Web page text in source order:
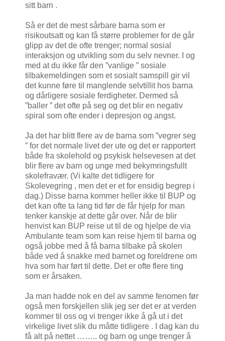
sitt barn .
Så er det de mest sårbare barna som er
risikoutsatt og kan få større problemer for de går
glipp av det de ofte trenger; normal sosial
interaksjon og utvikling som du selv nevner. I og
med at du ikke får den ”vanlige ” sosiale
tilbakemeldingen som et sosialt samspill gir vil
det kunne føre til manglende selvtillit hos barna
og dårligere sosiale ferdigheter. Dermed så
”baller ” det ofte på seg og det blir en negativ
spiral som ofte ender i depresjon og angst.
Ja det har blitt flere av de barna som ”vegrer seg
” for det normale livet der ute og det er rapportert
både fra skolehold og psykisk helsevesen at det
blir flere av barn og unge med bekymringsfullt
skolefravær. (Vi kalte det tidligere for
Skolevegring , men det er et for ensidig begrep i
dag.) Disse barna kommer heller ikke til BUP og
det kan ofte ta lang tid før de får hjelp for man
tenker kanskje at dette går over. Når de blir
henvist kan BUP reise ut til de og hjelpe de via
Ambulante team som kan reise hjem til barna og
også jobbe med å få barna tilbake på skolen
både ved å snakke med barnet og foreldrene om
hva som har ført til dette. Det er ofte flere ting
som er årsaken.
Ja man hadde nok en del av samme fenomen før
også men forskjellen slik jeg ser det er at verden
kommer til oss og vi trenger ikke å gå ut i det
virkelige livet slik du måtte tidligere . I dag kan du
få alt på nettet …….. og barn og unge trenger å